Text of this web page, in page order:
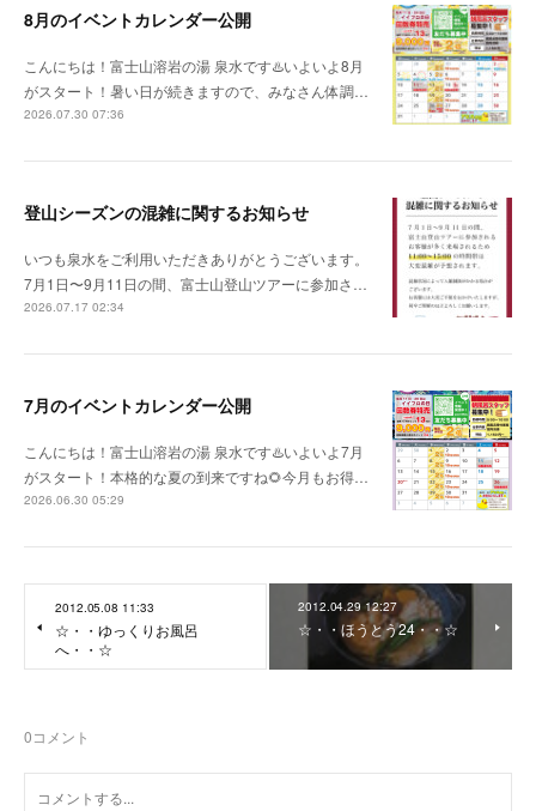
8月のイベントカレンダー公開
こんにちは！富士山溶岩の湯 泉水です♨️いよいよ8月
がスタート！暑い日が続きますので、みなさん体調…
2026.07.30 07:36
登山シーズンの混雑に関するお知らせ
いつも泉水をご利用いただきありがとうございます。
7月1日〜9月11日の間、富士山登山ツアーに参加さ…
2026.07.17 02:34
7月のイベントカレンダー公開
こんにちは！富士山溶岩の湯 泉水です♨️いよいよ7月
がスタート！本格的な夏の到来ですね🌻今月もお得…
2026.06.30 05:29
2012.05.08 11:33
☆・・ゆっくりお風呂
へ・・☆
2012.04.29 12:27
☆・・ほうとう24・・☆
0コメント